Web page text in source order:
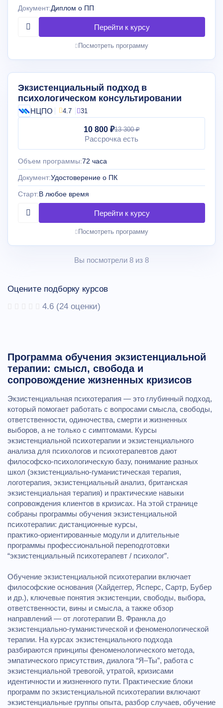
Документ:Диплом о ПП
Посмотреть программу
Экзистенциальный подход в
психологическом консультировании
НЦПО 4.7 31
10 800 ₽13 300 ₽
Рассрочка есть
Объем программы:72 часа
Документ:Удостоверение о ПК
Старт:В любое время
Посмотреть программу
Вы посмотрели 8 из 8
Оцените подборку курсов
4.6 (24 оценки)
Программа обучения экзистенциальной
терапии: смысл, свобода и
сопровождение жизненных кризисов
Экзистенциальная психотерапия — это глубинный подход,
который помогает работать с вопросами смысла, свободы,
ответственности, одиночества, смерти и жизненных
выборов, а не только с симптомами. Курсы
экзистенциальной психотерапии и экзистенциального
анализа для психологов и психотерапевтов дают
философско‑психологическую базу, понимание разных
школ (экзистенциально‑гуманистическая терапия,
логотерапия, экзистенциальный анализ, британская
экзистенциальная терапия) и практические навыки
сопровождения клиентов в кризисах. На этой странице
собраны программы обучения экзистенциальной
психотерапии: дистанционные курсы,
практико‑ориентированные модули и длительные
программы профессиональной переподготовки
“экзистенциальный психотерапевт / психолог”.
Обучение экзистенциальной психотерапии включает
философские основания (Хайдеггер, Ясперс, Сартр, Бубер
и др.), ключевые понятия экзистенции, свободы, выбора,
ответственности, вины и смысла, а также обзор
направлений — от логотерапии В. Франкла до
экзистенциально‑гуманистической и феноменологической
терапии. На курсах экзистенциального подхода
разбираются принципы феноменологического метода,
эмпатического присутствия, диалога “Я–Ты”, работа с
экзистенциальной тревогой, утратой, кризисами
идентичности и жизненного пути. Практические блоки
программ по экзистенциальной психотерапии включают
экзистенциальные группы опыта, разбор случаев, обучение